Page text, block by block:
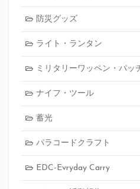
防災グッズ
ライト・ランタン
ミリタリーワッペン・パッ
ナイフ・ツール
蓄光
パラコードクラフト
EDC-Evryday Carry